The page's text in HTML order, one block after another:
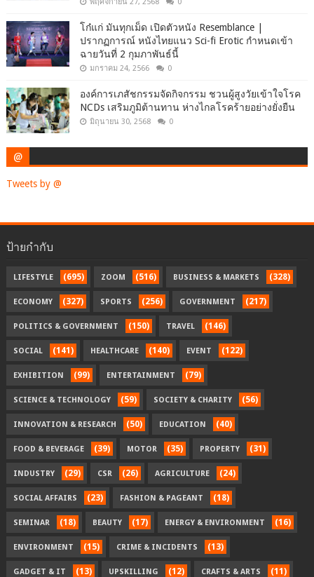
โก๋แก่ มันทุกเม็ด เปิดตัวหนัง Resemblance |
ปรากฏการณ์ หนังไทยแนว Sci-fi Erotic กำหนดเข้า
ฉายวันที่ 2 กุมภาพันธ์นี้
มกราคม 24, 2566 0
องค์การเภสัชกรรมจัดกิจกรรม ชวนผู้สูงวัยเข้าใจโรค
NCDs เสริมภูมิต้านทาน ห่างไกลโรคร้ายอย่างยั่งยืน
มิถุนายน 30, 2568 0
@
Tweets by @
ป้ายกำกับ
LIFESTYLE (695) ZOOM (516) BUSINESS & MARKETS (328)
ECONOMY (327) SPORTS (256) GOVERNMENT (217)
POLITICS & GOVERNMENT (150) TRAVEL (146)
SOCIAL (141) HEALTHCARE (140) EVENT (122)
EXHIBITION (99) ENTERTAINMENT (79)
SCIENCE & TECHNOLOGY (59) SOCIETY & CHARITY (56)
INNOVATION & RESEARCH (50) EDUCATION (40)
FOOD & BEVERAGE (39) MOTOR (35) PROPERTY (31)
INDUSTRY (29) CSR (26) AGRICULTURE (24)
SOCIAL AFFAIRS (23) FASHION & PAGEANT (18)
SEMINAR (18) BEAUTY (17) ENERGY & ENVIRONMENT (16)
ENVIRONMENT (15) CRIME & INCIDENTS (13)
GADGET & IT (13) UPSKILLING (12) CRAFTS & ARTS (11)